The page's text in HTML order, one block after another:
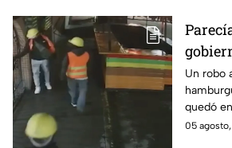
robo
Puebla
Un robo
quedó
habrían
05